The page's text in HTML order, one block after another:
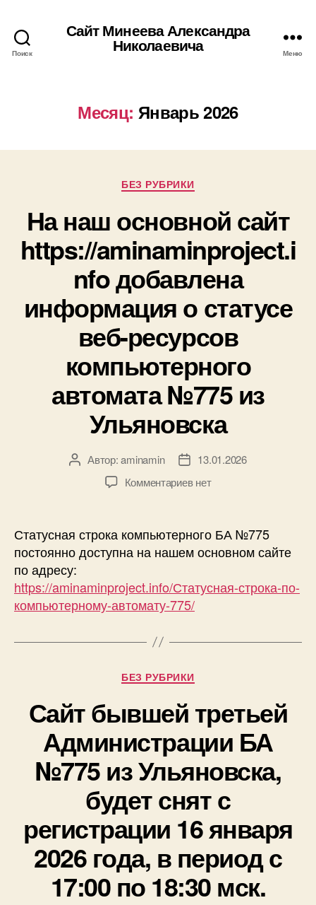
Поиск
Сайт Минеева Александра
Николаевича Меню
Месяц: Январь 2026
Рубрики
БЕЗ РУБРИКИ
На наш основной сайт
https://aminaminproject.i
nfo добавлена
информация о статусе
веб-ресурсов
компьютерного
автомата №775 из
Ульяновска
Автор
записи
Автор:aminamin
Дата13.01.2026
Комментариевк
основной
сайт
добавлена
информация
компьютерного
№775
Ульяновска
нет
Статусная строка компьютерного БА №775
постоянно доступна на нашем основном сайте
по адресу:
https://aminaminproject.info/Статусная-строка-по-
компьютерному-автомату-775/
Рубрики
БЕЗ РУБРИКИ
Сайт бывшей третьей
Администрации БА
№775 из Ульяновска,
будет снят с
регистрации 16 января
2026 года, в период с
17:00 по 18:30 мск.